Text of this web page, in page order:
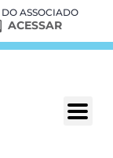
ASSOCIADO
ACESSAR